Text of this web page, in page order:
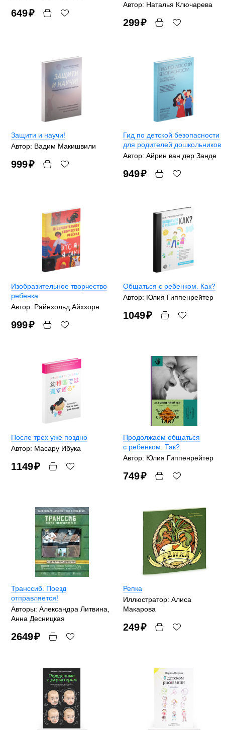
649₽
Автор: Наталья Ключарева
299₽
Защити и научи!
Автор: Вадим Макишвили
999₽
Гид по детской безопасности
для родителей дошкольников
Автор: Айрин ван дер Занде
949₽
Изобразительное творчество
ребенка
Автор: Райнхольд Айххорн
999₽
Общаться с ребенком. Как?
Автор: Юлия Гиппенрейтер
1049₽
После трех уже поздно
Автор: Масару Ибука
1149₽
Продолжаем общаться
с ребенком. Так?
Автор: Юлия Гиппенрейтер
749₽
Транссиб. Поезд
отправляется!
Авторы: Александра Литвина,
Анна Десницкая
2649₽
Репка
Иллюстратор: Алиса
Макарова
249₽